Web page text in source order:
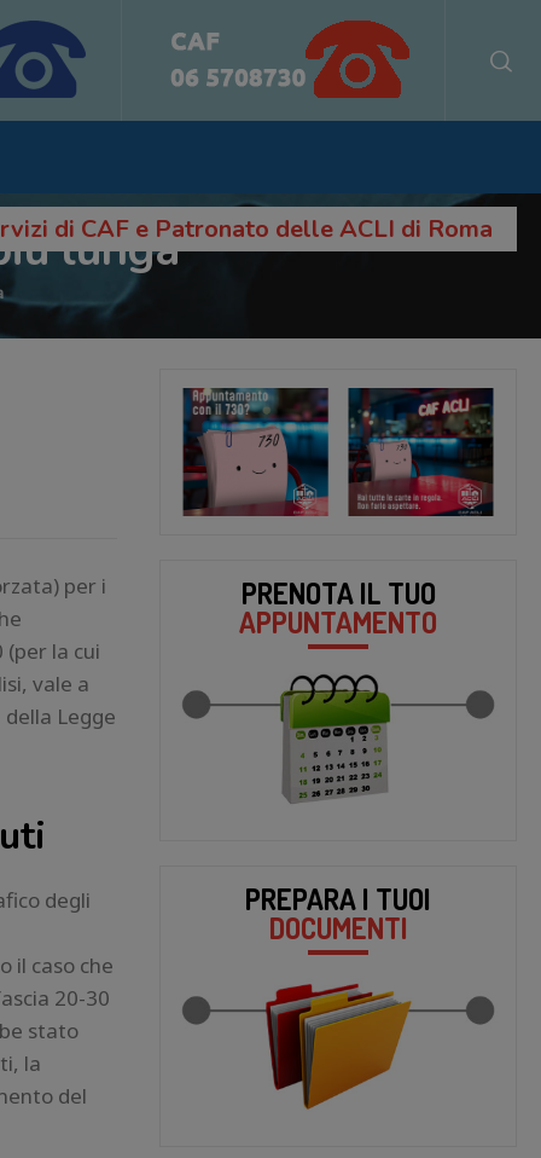
di CAF e Patronato delle ACLI di Roma
lunga
per i
la cui
vale a
Legge
degli
il caso che
20-30
stato
la
del
PRENOTA IL TUO
APPUNTAMENTO
PREPARA I TUOI
DOCUMENTI